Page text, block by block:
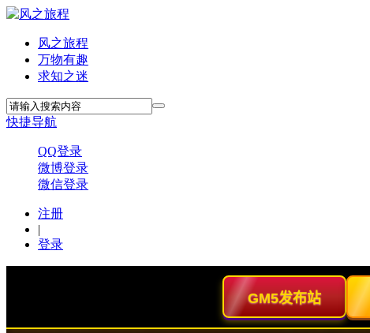
风之旅程
万物有趣
求知之迷
快捷导航
QQ登录
微博登录
微信登录
注册
|
登录